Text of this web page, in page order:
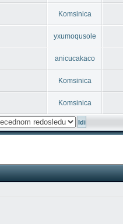
Komsinica
yxumoqusole
anicucakaco
Komsinica
Komsinica